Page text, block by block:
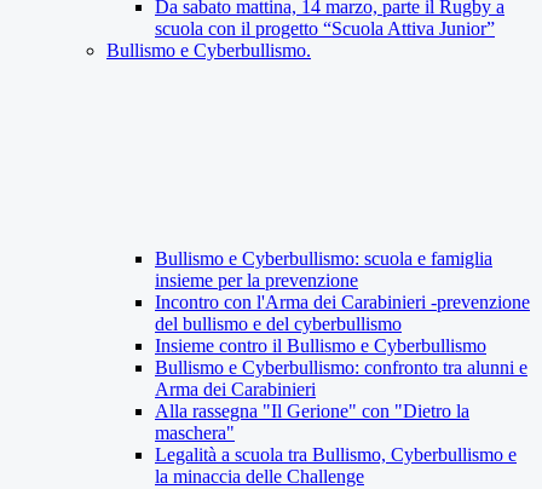
Da sabato mattina, 14 marzo, parte il Rugby a
scuola con il progetto “Scuola Attiva Junior”
Bullismo e Cyberbullismo.
Bullismo e Cyberbullismo: scuola e famiglia
insieme per la prevenzione
Incontro con l'Arma dei Carabinieri -prevenzione
del bullismo e del cyberbullismo
Insieme contro il Bullismo e Cyberbullismo
Bullismo e Cyberbullismo: confronto tra alunni e
Arma dei Carabinieri
Alla rassegna "Il Gerione" con "Dietro la
maschera"
Legalità a scuola tra Bullismo, Cyberbullismo e
la minaccia delle Challenge